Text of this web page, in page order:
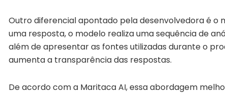
Outro diferencial apontado pela desenvolvedora é o
uma resposta, o modelo realiza uma sequência de
além de apresentar as fontes utilizadas durante o
aumenta a transparência das respostas.
De acordo com a Maritaca AI, essa abordagem